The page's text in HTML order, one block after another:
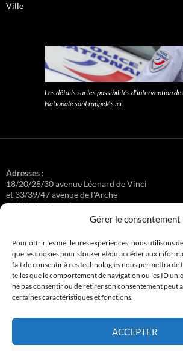
Gérer le consentement
Pour offrir les meilleures expériences, nous utilisons
que les cookies pour stocker et/ou accéder aux
fait de consentir à ces technologies nous permettra de
telles que le comportement de navigation ou les ID
ne pas consentir ou de retirer son consentement peut
certaines caractéristiques et fonctions.
ACCEPTER
Ville
Les détails sur les possibilités d'intervention de
Nationale sont rappelés ici..
Adresses :
18/20/28/30 avenue Léonard de Vinci
et 33/39/47 avenue de l'Arche
92400 Courbevoie
Régisseuse :
Loge au 39 Avenue de l'Arche.
Connexion